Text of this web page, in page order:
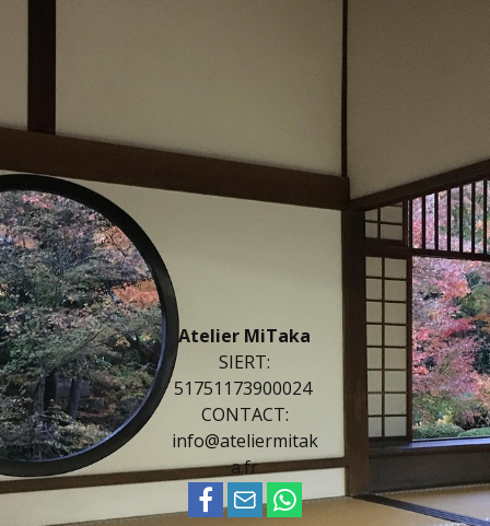
Atelier MiTaka
SIERT:
51751173900024
CONTACT:
info@ateliermitak
a.fr